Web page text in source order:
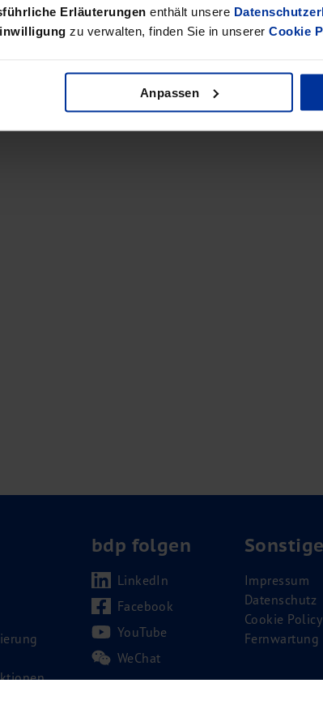
Erläuterungen enthält unsere
zu verwalten, finden Sie in unserer Cookie
Anpassen
deutschen Mandanten in China als auch für
bdp folgen
LinkedIn
Facebook
YouTube
WeChat
Impressum
Datenschutz
Cookie Policy
Fernwartung